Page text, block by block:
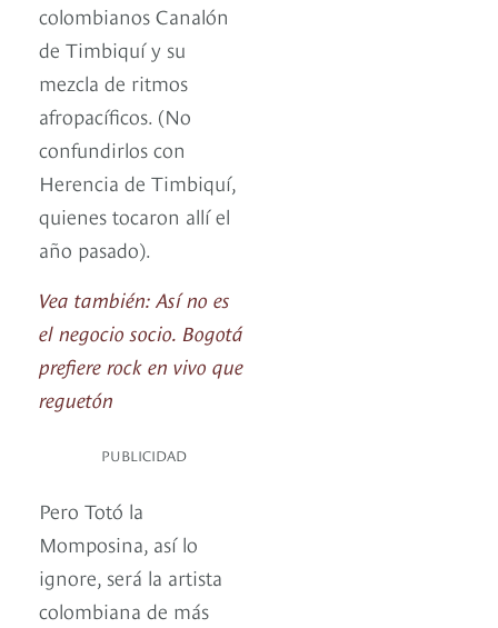
colombianos Canalón
de Timbiquí y su
mezcla de ritmos
afropacíficos. (No
confundirlos con
Herencia de Timbiquí,
quienes tocaron allí el
año pasado).
Vea también: Así no es
el negocio socio. Bogotá
prefiere rock en vivo que
reguetón
PUBLICIDAD
Pero Totó la
Momposina, así lo
ignore, será la artista
colombiana de más